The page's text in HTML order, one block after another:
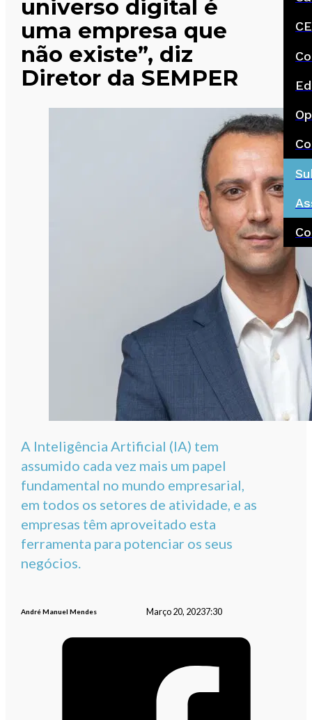
universo digital é
uma empresa que
não existe”, diz
Diretor da SEMPER
A Inteligência Artificial (IA) tem
assumido cada vez mais um papel
fundamental no mundo empresarial,
em todos os setores de atividade, e as
empresas têm aproveitado esta
ferramenta para potenciar os seus
negócios.
André Manuel Mendes Março 20, 20237:30